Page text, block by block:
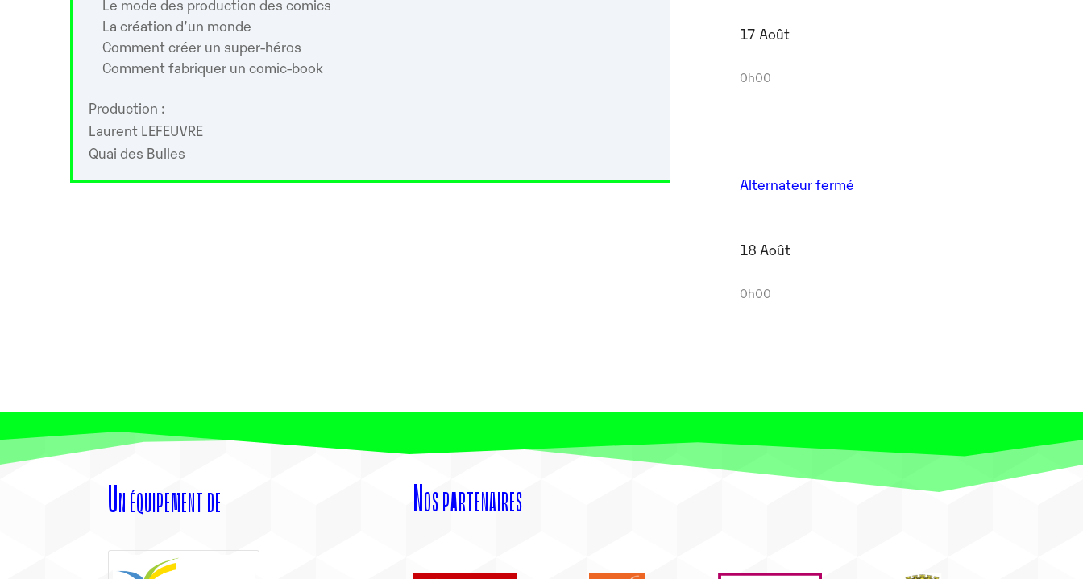
Le mode des production des comics
La création d’un monde
Comment créer un super-héros
Comment fabriquer un comic-book
Production :
Laurent LEFEUVRE
Quai des Bulles
17 Août
0h00
Alternateur fermé
18 Août
0h00
Un équipement de Nos partenaires